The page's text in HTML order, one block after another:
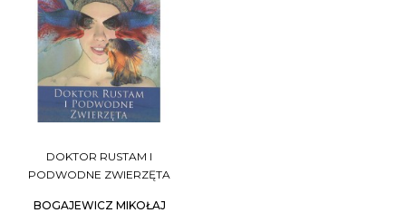
DOKTOR RUSTAM I
PODWODNE ZWIERZĘTA
BOGAJEWICZ MIKOŁAJ